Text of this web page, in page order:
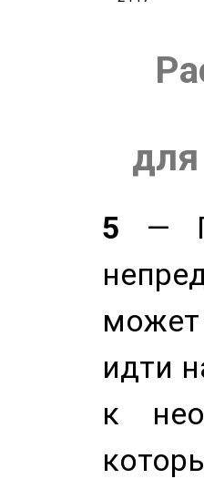
5 —
может
идти
к